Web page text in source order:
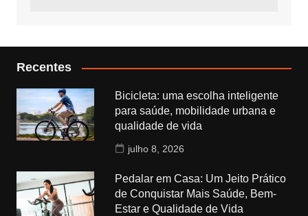
Recentes
Bicicleta: uma escolha inteligente
para saúde, mobilidade urbana e
qualidade de vida
julho 8, 2026
Pedalar em Casa: Um Jeito Prático
de Conquistar Mais Saúde, Bem-
Estar e Qualidade de Vida